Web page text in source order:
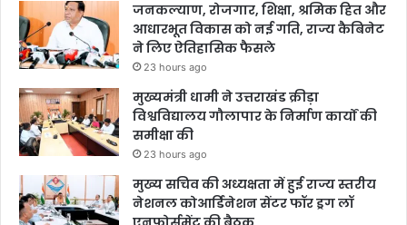
जनकल्याण, रोजगार, शिक्षा, श्रमिक हित और
आधारभूत विकास को नई गति, राज्य कैबिनेट
ने लिए ऐतिहासिक फैसले
23 hours ago
मुख्यमंत्री धामी ने उत्तराखंड क्रीड़ा
विश्वविद्यालय गौलापार के निर्माण कार्यों की
समीक्षा की
23 hours ago
मुख्य सचिव की अध्यक्षता में हुई राज्य स्तरीय
नेशनल कोआर्डिनेशन सेंटर फॉर ड्रग लॉ